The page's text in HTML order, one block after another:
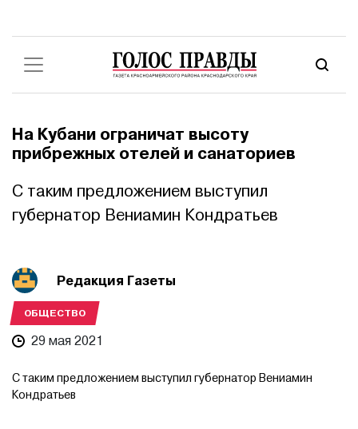
На Кубани ограничат высоту
прибрежных отелей и санаториев
С таким предложением выступил
губернатор Вениамин Кондратьев
Редакция Газеты
ОБЩЕСТВО
29 мая 2021
С таким предложением выступил губернатор Вениамин
Кондратьев